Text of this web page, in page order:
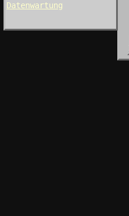
Datenwartung